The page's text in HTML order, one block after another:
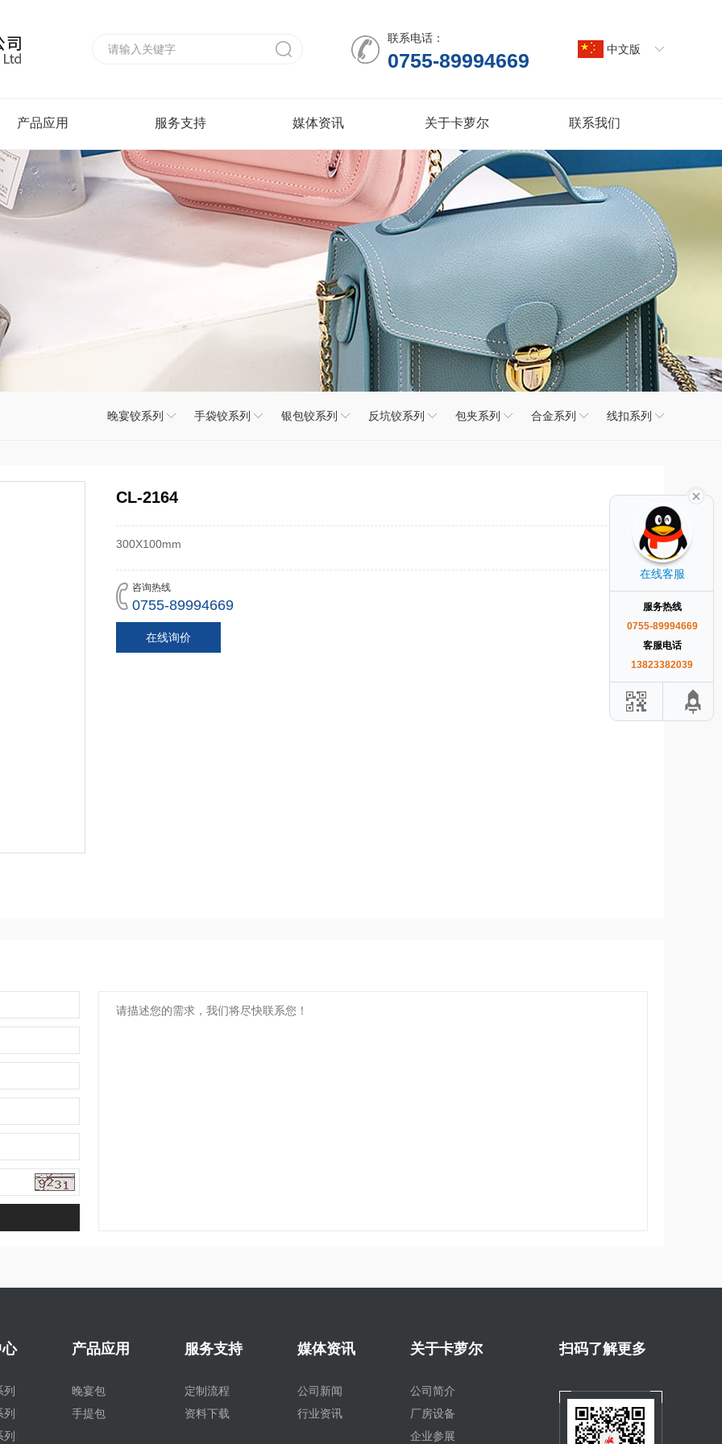
中文版
联系电话：
0755-89994669
产品应用 服务支持 媒体资讯 关于卡萝尔 联系我们
晚宴铰系列 手袋铰系列 银包铰系列 反坑铰系列 包夹系列 合金系列 线扣系列
CL-2164
300X100mm
咨询热线
0755-89994669
在线询价
列
列
列
产品应用
晚宴包
手提包
服务支持
定制流程
资料下载
媒体资讯
公司新闻
行业资讯
关于卡萝尔
公司简介
厂房设备
企业参展
扫码了解更多
在线客服
服务热线
0755-89994669
客服电话
13823382039